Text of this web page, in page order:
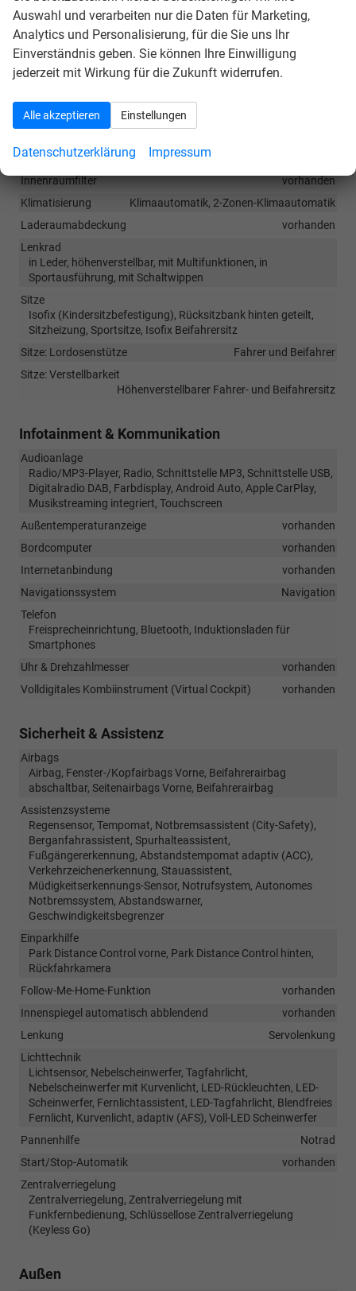
Smartphone-Apps (z.B. Google Maps oder Apple
Karten) über denFahrzeugbildschirm möglich.
Armlehnen
Fensterheber
Innenraumfilter
vorhanden
Klimatisierung
Klimaautomatik, 2-Zonen-Klimaautomatik
Laderaumabdeckung
vorhanden
Lenkrad
in Leder, höhenverstellbar, mit Multifunktionen, in
Sportausführung, mit Schaltwippen
Sitze
Isofix (Kindersitzbefestigung), Rücksitzbank hinten geteilt,
Sitzheizung, Sportsitze, Isofix Beifahrersitz
Sitze: Lordosenstütze
Fahrer und Beifahrer
Sitze: Verstellbarkeit
Höhenverstellbarer Fahrer- und Beifahrersitz
Infotainment & Kommunikation
Audioanlage
Radio/MP3-Player, Radio, Schnittstelle MP3, Schnittstelle USB,
Digitalradio DAB, Farbdisplay, Android Auto, Apple CarPlay,
Musikstreaming integriert, Touchscreen
Außentemperaturanzeige
vorhanden
Bordcomputer
vorhanden
Internetanbindung
vorhanden
Navigationssystem
Navigation
Telefon
Freisprecheinrichtung, Bluetooth, Induktionsladen für
Smartphones
Uhr & Drehzahlmesser
vorhanden
Volldigitales Kombiinstrument (Virtual Cockpit)
vorhanden
Sicherheit & Assistenz
Airbags
Airbag, Fenster-/Kopfairbags Vorne, Beifahrerairbag
abschaltbar, Seitenairbags Vorne, Beifahrerairbag
Assistenzsysteme
Regensensor, Tempomat, Notbremsassistent (City-Safety),
Berganfahrassistent, Spurhalteassistent,
Fußgängererkennung, Abstandstempomat adaptiv (ACC),
Verkehrzeichenerkennung, Stauassistent,
Müdigkeitserkennungs-Sensor, Notrufsystem, Autonomes
Notbremssystem, Abstandswarner,
Geschwindigkeitsbegrenzer
Einparkhilfe
Park Distance Control vorne, Park Distance Control hinten,
Rückfahrkamera
Follow-Me-Home-Funktion
vorhanden
Innenspiegel automatisch abblendend
vorhanden
Lenkung
Servolenkung
Lichttechnik
Lichtsensor, Nebelscheinwerfer, Tagfahrlicht,
Nebelscheinwerfer mit Kurvenlicht, LED-Rückleuchten, LED-
Scheinwerfer, Fernlichtassistent, LED-Tagfahrlicht, Blendfreies
Fernlicht, Kurvenlicht, adaptiv (AFS), Voll-LED Scheinwerfer
Pannenhilfe
Notrad
Start/Stop-Automatik
vorhanden
Zentralverriegelung
Zentralverriegelung, Zentralverriegelung mit
Funkfernbedienung, Schlüssellose Zentralverriegelung
(Keyless Go)
Außen
Auswahl und verarbeiten nur die Daten für Marketing,
Analytics und Personalisierung, für die Sie uns Ihr
Einverständnis geben. Sie können Ihre Einwilligung
jederzeit mit Wirkung für die Zukunft widerrufen.
Alle akzeptieren Einstellungen
Datenschutzerklärung Impressum